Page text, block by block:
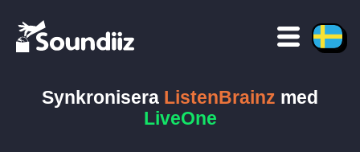
Synkronisera ListenBrainz med
LiveOne